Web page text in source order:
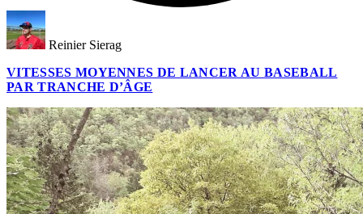
Reinier Sierag
VITESSES MOYENNES DE LANCER AU BASEBALL
PAR TRANCHE D’ÂGE